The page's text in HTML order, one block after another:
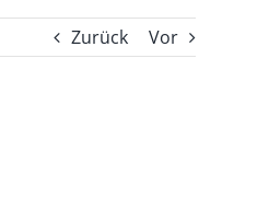
Zurück Vor